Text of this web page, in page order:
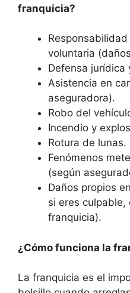
franquicia?
voluntaria
Defensa jurídica
Asistencia en
aseguradora).
Robo del
Incendio y
Rotura de lunas.
Fenómenos
(según
Daños propios
si eres culpable,
franquicia).
¿Cómo funciona la
La franquicia es el